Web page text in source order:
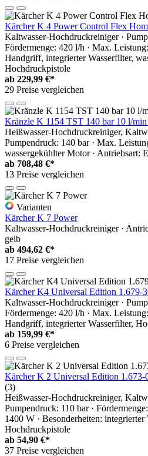
Kärcher K 4 Power Control Flex
Kaltwasser-Hochdruckreiniger ·
Fördermenge: 420 l/h · Max.
Handgriff, integrierter Wasserfilter,
Hochdruckpistole
ab 229,99 €*
29 Preise vergleichen
Kränzle K 1154 TST 140 bar 10 l/
Heißwasser-Hochdruckreiniger,
Pumpendruck: 140 bar · Max.
wassergekühlter Motor · Antriebsart:
ab 708,48 €*
13 Preise vergleichen
Varianten
Kärcher K 7 Power
Kaltwasser-Hochdruckreiniger ·
gelb
ab 494,62 €*
17 Preise vergleichen
Kärcher K4 Universal Edition 1.679-
Kaltwasser-Hochdruckreiniger ·
Fördermenge: 420 l/h · Max.
Handgriff, integrierter Wasserfilter,
ab 159,99 €*
6 Preise vergleichen
Kärcher K 2 Universal Edition 1.673-
(3)
Heißwasser-Hochdruckreiniger,
Pumpendruck: 110 bar ·
1400 W · Besonderheiten: integrierter
Hochdruckpistole
ab 54,90 €*
37 Preise vergleichen